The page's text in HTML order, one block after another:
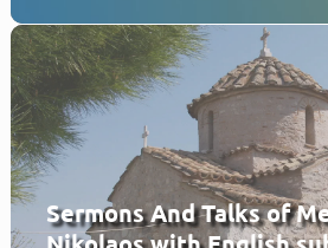
Sermons And Talks of